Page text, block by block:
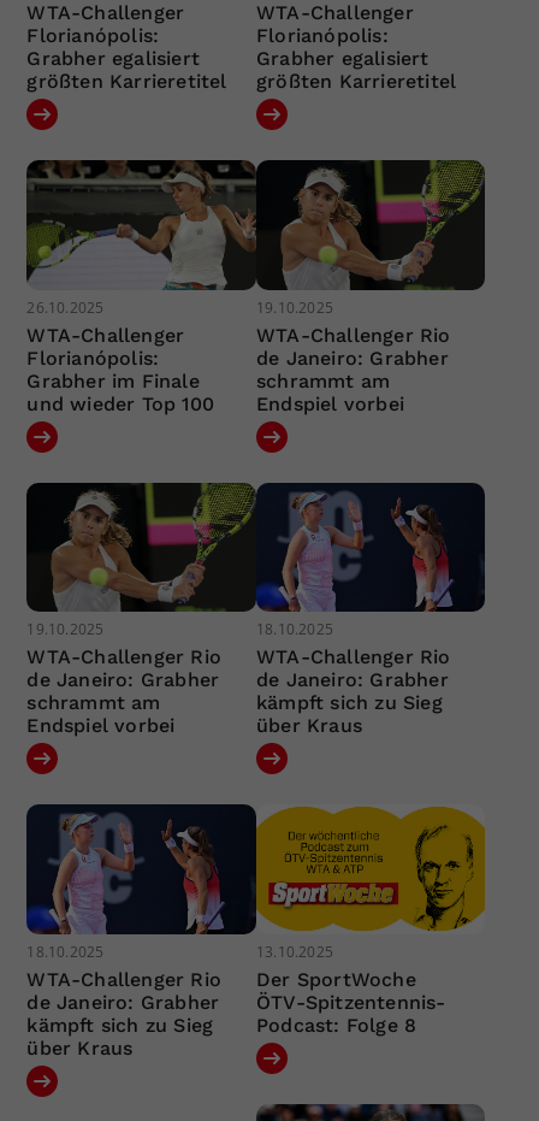
WTA-Challenger
Florianópolis:
Grabher egalisiert
größten Karrieretitel
WTA-Challenger
Florianópolis:
Grabher egalisiert
größten Karrieretitel
26.10.2025
WTA-Challenger
Florianópolis:
Grabher im Finale
und wieder Top 100
19.10.2025
WTA-Challenger Rio
de Janeiro: Grabher
schrammt am
Endspiel vorbei
19.10.2025
WTA-Challenger Rio
de Janeiro: Grabher
schrammt am
Endspiel vorbei
18.10.2025
WTA-Challenger Rio
de Janeiro: Grabher
kämpft sich zu Sieg
über Kraus
18.10.2025
WTA-Challenger Rio
de Janeiro: Grabher
kämpft sich zu Sieg
über Kraus
13.10.2025
Der SportWoche
ÖTV-Spitzentennis-
Podcast: Folge 8